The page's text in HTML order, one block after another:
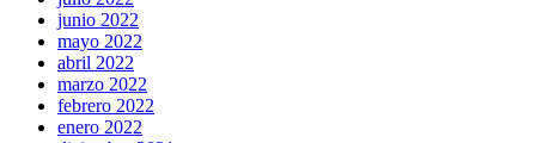
junio 2022
mayo 2022
abril 2022
marzo 2022
febrero 2022
enero 2022